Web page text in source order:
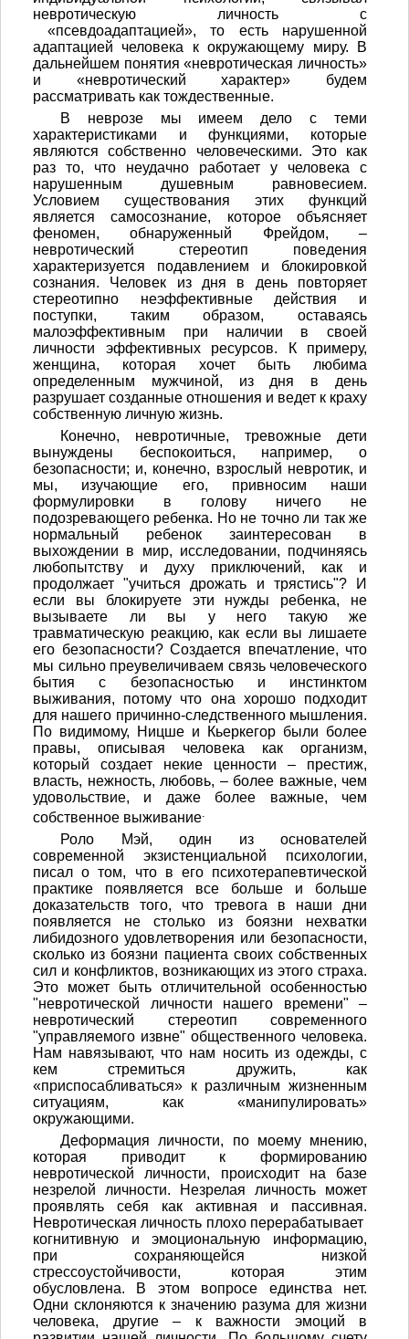
невротическую личность с
«псевдоадаптацией», то есть нарушенной
адаптацией человека к окружающему миру. В
дальнейшем понятия «невротическая личность»
и «невротический характер» будем
рассматривать как тождественные.
В неврозе мы имеем дело с теми
характеристиками и функциями, которые
являются собственно человеческими. Это как
раз то, что неудачно работает у человека с
нарушенным душевным равновесием.
Условием существования этих функций
является самосознание, которое объясняет
феномен, обнаруженный Фрейдом, –
невротический стереотип поведения
характеризуется подавлением и блокировкой
сознания. Человек из дня в день повторяет
стереотипно неэффективные действия и
поступки, таким образом, оставаясь
малоэффективным при наличии в своей
личности эффективных ресурсов. К примеру,
женщина, которая хочет быть любима
определенным мужчиной, из дня в день
разрушает созданные отношения и ведет к краху
собственную личную жизнь.
Конечно, невротичные, тревожные дети
вынуждены беспокоиться, например, о
безопасности; и, конечно, взрослый невротик, и
мы, изучающие его, привносим наши
формулировки в голову ничего не
подозревающего ребенка. Но не точно ли так же
нормальный ребенок заинтересован в
выхождении в мир, исследовании, подчиняясь
любопытству и духу приключений, как и
продолжает "учиться дрожать и трястись"? И
если вы блокируете эти нужды ребенка, не
вызываете ли вы у него такую же
травматическую реакцию, как если вы лишаете
его безопасности? Создается впечатление, что
мы сильно преувеличиваем связь человеческого
бытия с безопасностью и инстинктом
выживания, потому что она хорошо подходит
для нашего причинно-следственного мышления.
По видимому, Ницше и Кьеркегор были более
правы, описывая человека как организм,
который создает некие ценности – престиж,
власть, нежность, любовь, – более важные, чем
удовольствие, и даже более важные, чем
собственное выживание.
Роло Мэй, один из основателей
современной экзистенциальной психологии,
писал о том, что в его психотерапевтической
практике появляется все больше и больше
доказательств того, что тревога в наши дни
появляется не столько из боязни нехватки
либидозного удовлетворения или безопасности,
сколько из боязни пациента своих собственных
сил и конфликтов, возникающих из этого страха.
Это может быть отличительной особенностью
"невротической личности нашего времени" –
невротический стереотип современного
"управляемого извне" общественного человека.
Нам навязывают, что нам носить из одежды, с
кем стремиться дружить, как
«приспосабливаться» к различным жизненным
ситуациям, как «манипулировать»
окружающими.
Деформация личности, по моему мнению,
которая приводит к формированию
невротической личности, происходит на базе
незрелой личности. Незрелая личность может
проявлять себя как активная и пассивная.
Невротическая личность плохо перерабатывает
когнитивную и эмоциональную информацию,
при сохраняющейся низкой
стрессоустойчивости, которая этим
обусловлена. В этом вопросе единства нет.
Одни склоняются к значению разума для жизни
человека, другие – к важности эмоций в